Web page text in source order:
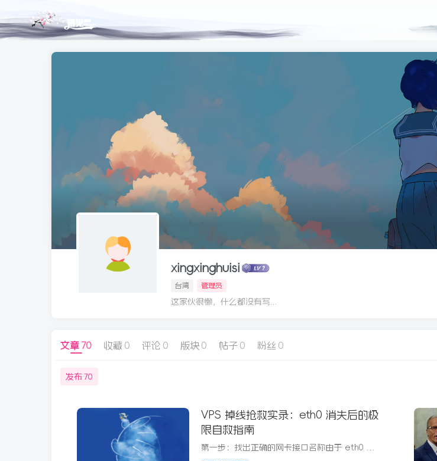
xingxinghuisi
台湾 管理员
这家伙很懒，什么都没有写...
文章 70 收藏 0 评论 0 版块 0 帖子 0 粉丝 0
发布 70
VPS 掉线抢救实录：eth0 消失后的极
限自救指南